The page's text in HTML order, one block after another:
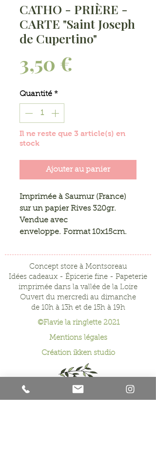
CATHO - PRIÈRE -
CARTE "Saint Joseph
de Cupertino"
3,50 €
Quantité *
Il ne reste que 3 article(s) en
stock
Ajouter au panier
Imprimée à Saumur (France)
sur un papier Rives 320gr.
Vendue avec
enveloppe. Format 10x15cm.
Concept store à Montsoreau
Idées cadeaux - Épicerie fine - Papeterie
imprimée dans la vallée de la Loire
Ouvert du mercredi au dimanche
de 10h à 13h et de 15h à 19h
©Flavie la ringlette 2021
Mentions légales
Création ikken studio